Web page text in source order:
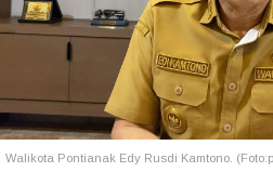
Walikota Pontianak Edy Rusdi Kamtono.